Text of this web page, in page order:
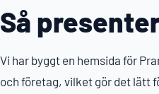
Så
Vi har byggt en hemsida för
och företag, vilket gör det lätt